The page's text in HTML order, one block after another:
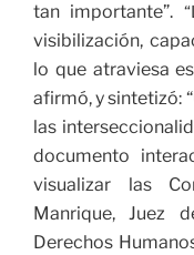
tan importante”.
visibilización,
lo que atraviesa
afirmó, y sintetizó:
las
documento
visualizar las
Manrique, Juez
Derechos